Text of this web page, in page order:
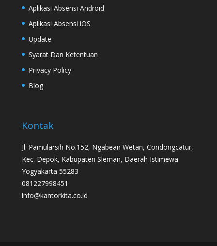
Aplikasi Absensi Android
Aplikasi Absensi iOS
Update
Syarat Dan Ketentuan
Privacy Policy
Blog
Kontak
Jl. Pamularsih No.152, Ngabean Wetan, Condongcatur,
Kec. Depok, Kabupaten Sleman, Daerah Istimewa
Yogyakarta 55283
081227998451
info@kantorkita.co.id